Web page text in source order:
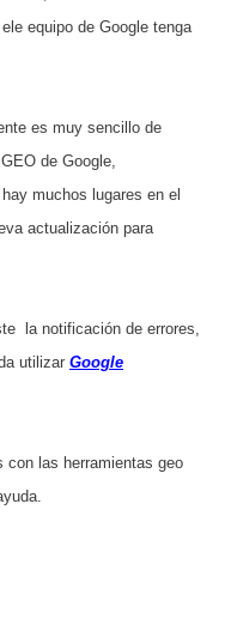
equipo de Google tenga
es muy sencillo de
de Google,
muchos lugares en el
actualización para
la notificación de errores,
utilizar Google
con las herramientas geo